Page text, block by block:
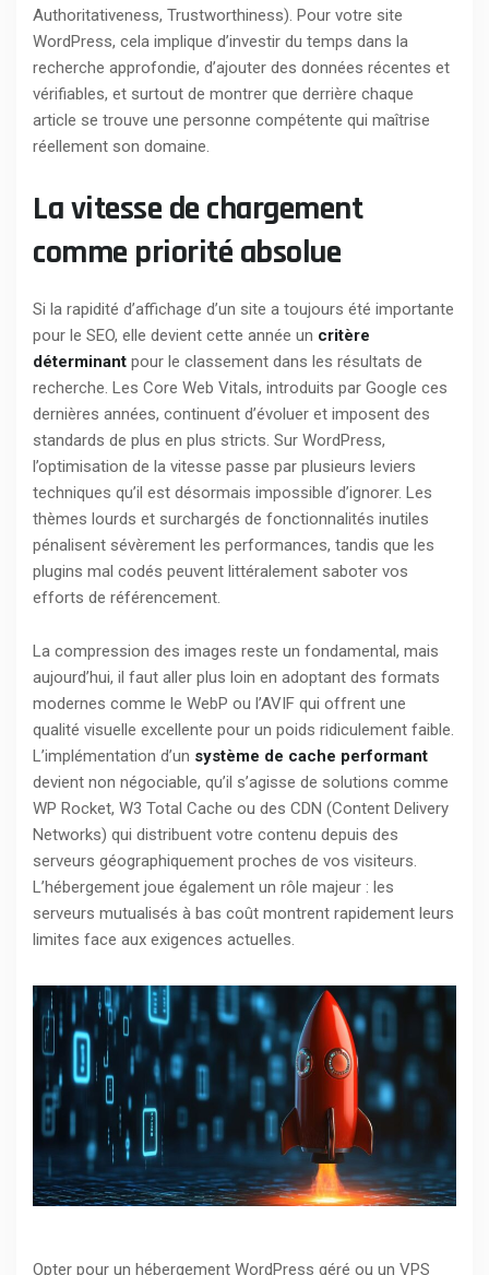
Authoritativeness, Trustworthiness). Pour votre site
WordPress, cela implique d’investir du temps dans la
recherche approfondie, d’ajouter des données récentes et
vérifiables, et surtout de montrer que derrière chaque
article se trouve une personne compétente qui maîtrise
réellement son domaine.
La vitesse de chargement
comme priorité absolue
Si la rapidité d’affichage d’un site a toujours été importante
pour le SEO, elle devient cette année un critère
déterminant pour le classement dans les résultats de
recherche. Les Core Web Vitals, introduits par Google ces
dernières années, continuent d’évoluer et imposent des
standards de plus en plus stricts. Sur WordPress,
l’optimisation de la vitesse passe par plusieurs leviers
techniques qu’il est désormais impossible d’ignorer. Les
thèmes lourds et surchargés de fonctionnalités inutiles
pénalisent sévèrement les performances, tandis que les
plugins mal codés peuvent littéralement saboter vos
efforts de référencement.
La compression des images reste un fondamental, mais
aujourd’hui, il faut aller plus loin en adoptant des formats
modernes comme le WebP ou l’AVIF qui offrent une
qualité visuelle excellente pour un poids ridiculement faible.
L’implémentation d’un système de cache performant
devient non négociable, qu’il s’agisse de solutions comme
WP Rocket, W3 Total Cache ou des CDN (Content Delivery
Networks) qui distribuent votre contenu depuis des
serveurs géographiquement proches de vos visiteurs.
L’hébergement joue également un rôle majeur : les
serveurs mutualisés à bas coût montrent rapidement leurs
limites face aux exigences actuelles.
Opter pour un hébergement WordPress géré ou un VPS